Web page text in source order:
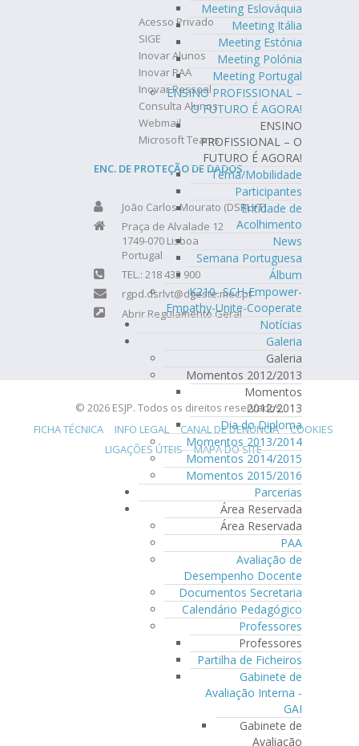
Meeting Eslováquia
Meeting Itália
Meeting Estónia
Meeting Polónia
Meeting Portugal
ENSINO PROFISSIONAL –
O FUTURO É AGORA!
ENSINO
PROFISSIONAL – O
FUTURO É AGORA!
Tema/Mobilidade
Participantes
Entidade de
Acolhimento
News
Semana Portuguesa
Álbum
K210- SCH-Empower-
Empathy-Unite-Cooperate
Notícias
Galeria
Galeria
Momentos 2012/2013
Momentos
2012/2013
Dia do Diploma
Momentos 2013/2014
Momentos 2014/2015
Momentos 2015/2016
Parcerias
Área Reservada
Área Reservada
PAA
Avaliação de
Desempenho Docente
Documentos Secretaria
Calendário Pedagógico
Professores
Professores
Partilha de Ficheiros
Gabinete de
Avaliação Interna -
GAI
Gabinete de
Avaliação
Acesso Privado
SIGE
Inovar Alunos
Inovar PAA
Inovar Pessoal
Consulta Alunos
Webmail
Microsoft Teams
ENC. DE PROTEÇÃO DE DADOS
João Carlos Mourato (DSRLVT)
Praça de Alvalade 12
1749-070 Lisboa
Portugal
TEL.: 218 433 900
rgpd.dsrlvt@dgeste.mec.pt
Abrir Regulamento Geral
© 2026 ESJP. Todos os direitos reservados.
FICHA TÉCNICA
INFO LEGAL CANAL DE DENÚNCIA
COOKIES
LIGAÇÕES ÚTEIS
MAPA DO SITE